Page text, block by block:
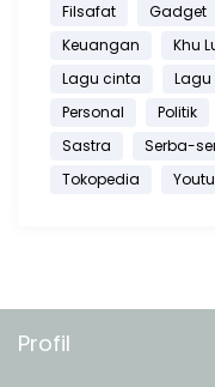
Filsafat
Gadget
Keuangan
Khu
Lagu cinta
Lagu
Personal
Politik
Sastra
Serba-
Tokopedia
Profil